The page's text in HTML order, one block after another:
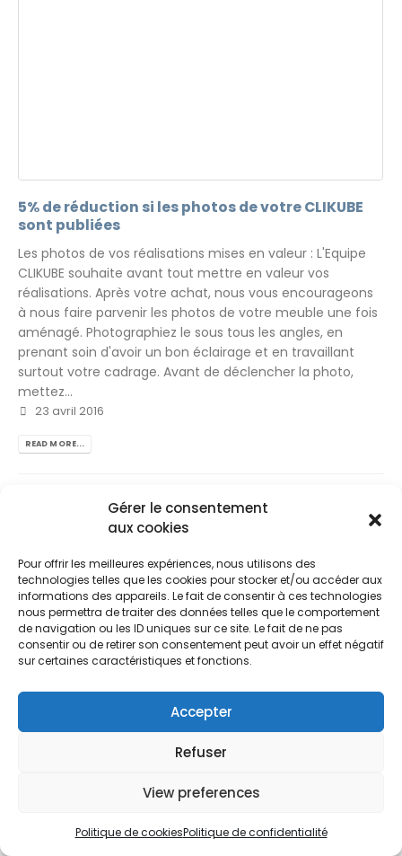
Gérer le consentement
aux cookies
Pour offrir les meilleures expériences, nous utilisons des
technologies telles que les cookies pour stocker et/ou accéder aux
informations des appareils. Le fait de consentir à ces technologies
nous permettra de traiter des données telles que le comportement
de navigation ou les ID uniques sur ce site. Le fait de ne pas
consentir ou de retirer son consentement peut avoir un effet négatif
sur certaines caractéristiques et fonctions.
Accepter
Refuser
View preferences
Politique de cookiesPolitique de confidentialité
5% de réduction si les photos de votre CLIKUBE
sont publiées
Les photos de vos réalisations mises en valeur : L'Equipe
CLIKUBE souhaite avant tout mettre en valeur vos
réalisations. Après votre achat, nous vous encourageons
à nous faire parvenir les photos de votre meuble une fois
aménagé. Photographiez le sous tous les angles, en
prenant soin d'avoir un bon éclairage et en travaillant
surtout votre cadrage. Avant de déclencher la photo,
mettez...
23 avril 2016
READ MORE...